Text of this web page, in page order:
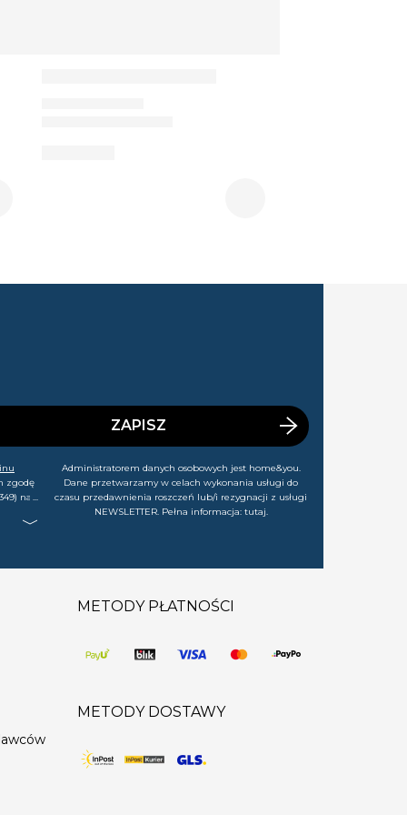
zgodę
na
chwili
ZAPISZ
Administratorem danych osobowych jest home&you.
Dane przetwarzamy w celach wykonania usługi do
czasu przedawnienia roszczeń lub/i rezygnacji z usługi
NEWSLETTER. Pełna informacja: tutaj.
METODY PŁATNOŚCI
METODY DOSTAWY